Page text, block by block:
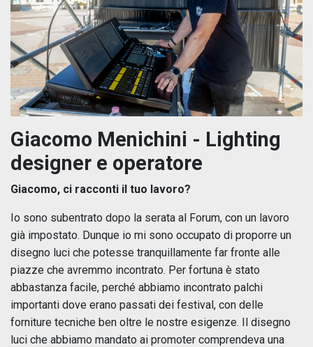
Giacomo Menichini - Lighting
designer e operatore
Giacomo, ci racconti il tuo lavoro?
Io sono subentrato dopo la serata al Forum, con un lavoro
già impostato. Dunque io mi sono occupato di proporre un
disegno luci che potesse tranquillamente far fronte alle
piazze che avremmo incontrato. Per fortuna è stato
abbastanza facile, perché abbiamo incontrato palchi
importanti dove erano passati dei festival, con delle
forniture tecniche ben oltre le nostre esigenze. Il disegno
luci che abbiamo mandato ai promoter comprendeva una